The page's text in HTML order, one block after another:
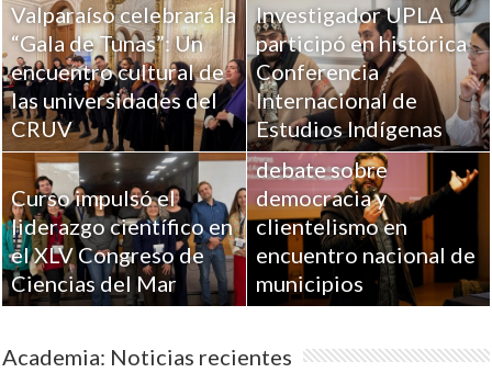
Valparaíso celebrará la
“Gala de Tunas”: Un
encuentro cultural de
las universidades del
CRUV
Investigador UPLA
participó en histórica
Conferencia
Internacional de
Estudios Indígenas
Curso impulsó el
liderazgo científico en
el XLV Congreso de
Ciencias del Mar
UPLA aportó al
debate sobre
democracia y
clientelismo en
encuentro nacional de
municipios
Academia: Noticias recientes